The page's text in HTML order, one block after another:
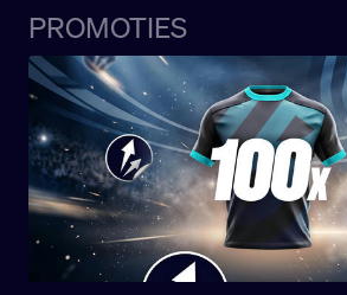
viel er veel te zien van het nationale team:
gespannen kwalificatiecampagne,
motiverende overwinningen en zelfs
historische nederlagen.
PROMOTIES